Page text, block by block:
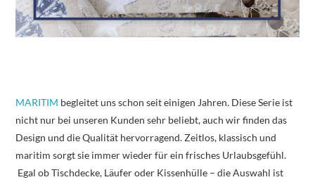
MARITIM begleitet uns schon seit einigen Jahren. Diese Serie ist
nicht nur bei unseren Kunden sehr beliebt, auch wir finden das
Design und die Qualität hervorragend. Zeitlos, klassisch und
maritim sorgt sie immer wieder für ein frisches Urlaubsgefühl.
Egal ob Tischdecke, Läufer oder Kissenhülle – die Auswahl ist